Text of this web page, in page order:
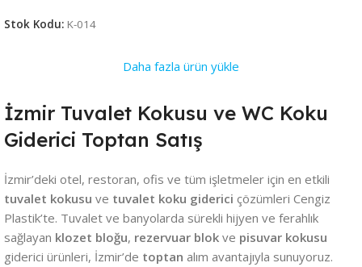
Stok Kodu: K-014
Daha fazla ürün yükle
İzmir Tuvalet Kokusu ve WC Koku
Giderici Toptan Satış
İzmir’deki otel, restoran, ofis ve tüm işletmeler için en etkili
tuvalet kokusu ve tuvalet koku giderici çözümleri Cengiz
Plastik’te. Tuvalet ve banyolarda sürekli hijyen ve ferahlık
sağlayan klozet bloğu, rezervuar blok ve pisuvar kokusu
giderici ürünleri, İzmir’de toptan alım avantajıyla sunuyoruz.